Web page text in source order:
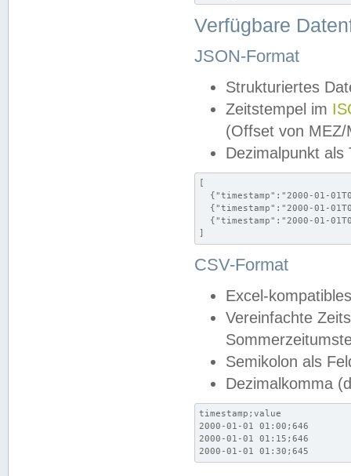
Verfügbare
JSON-Format
Strukturiertes
Zeitstempel im
(Offset von MEZ/
Dezimalpunkt als
[
{"timestamp":"2000-01-
{"timestamp":"2000-01-
{"timestamp":"2000-01-
]
CSV-Format
Excel-
Vereinfachte
Semikolon als
Dezimalkomma
timestamp;value
2000-01-01 01:00;646
2000-01-01 01:15;646
2000-01-01 01:30;645